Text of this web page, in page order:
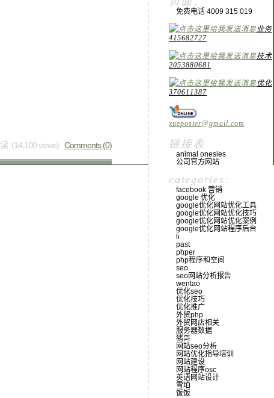
(14,100 views) Comments (0)
免费电话 4009 315 019
业务
415682727
技术
2053880681
优化
370611387
xueposter@gmail.com
链接表
animal onesies
公司官方网站
categories:
facebook 营销
google 优化
google优化网站优化工具
google优化网站优化技巧
google优化网站优化案例
google优化网站程序后台
li
past
phper
php程序和空间
seo
seo网站分析报告
wentao
优化seo
优化技巧
优化推广
外贸php
外贸网店相关
服务器数据
猪哥
网站seo分析
网站优化指导培训
网站建设
网站程序osc
英语网站设计
雪珀
饭饭